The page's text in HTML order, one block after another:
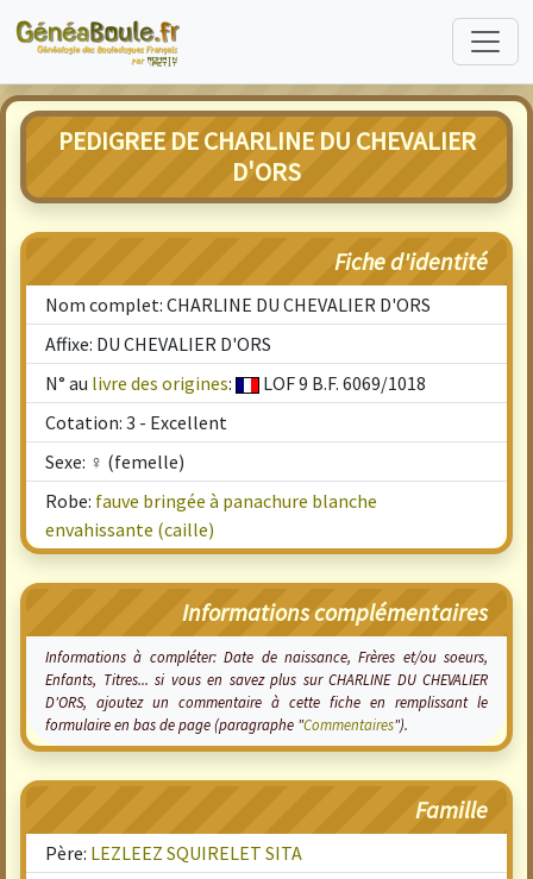
PEDIGREE DE CHARLINE DU CHEVALIER
D'ORS
Fiche d'identité
Nom complet: CHARLINE DU CHEVALIER D'ORS
Affixe: DU CHEVALIER D'ORS
N° au livre des origines:
LOF 9 B.F. 6069/1018
Cotation: 3 - Excellent
Sexe: ♀ (femelle)
Robe: fauve bringée à panachure blanche
envahissante (caille)
Informations complémentaires
Informations à compléter: Date de naissance, Frères et/ou soeurs,
Enfants, Titres... si vous en savez plus sur CHARLINE DU CHEVALIER
D'ORS, ajoutez un commentaire à cette fiche en remplissant le
formulaire en bas de page (paragraphe "Commentaires").
Famille
Père: LEZLEEZ SQUIRELET SITA